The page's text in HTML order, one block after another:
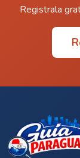
Registrala